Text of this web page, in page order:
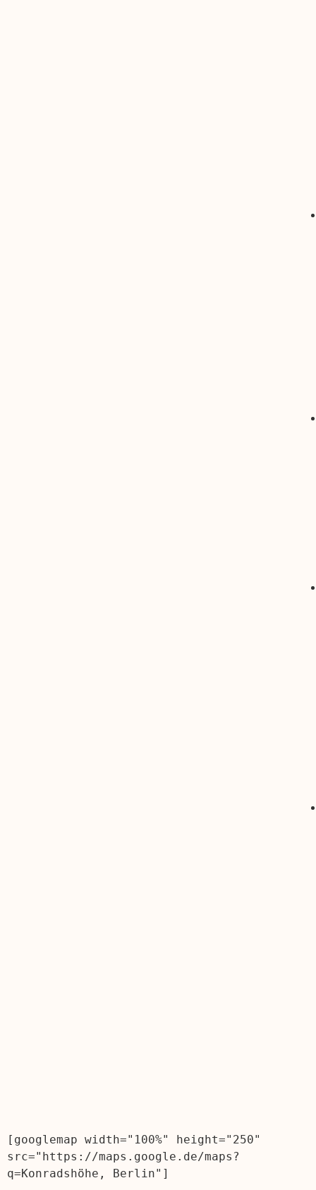
[googlemap width="100%" height="250"
src="https://maps.google.de/maps?
q=Konradshöhe, Berlin"]